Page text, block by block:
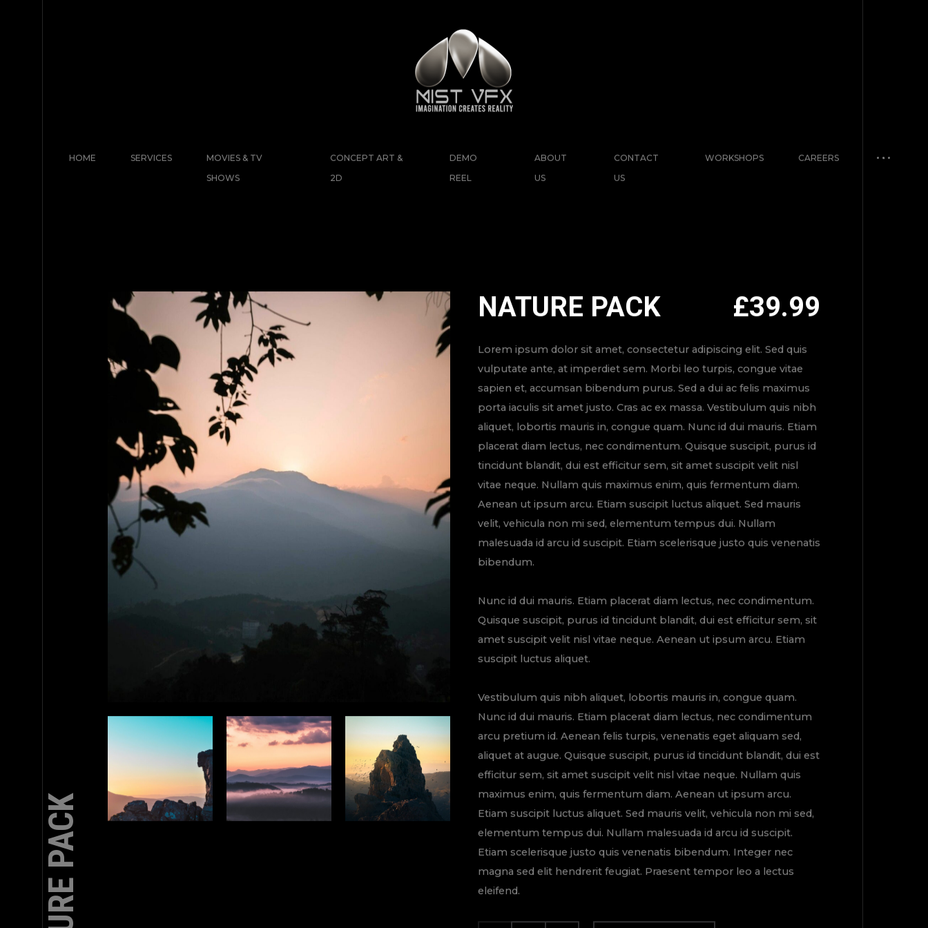
HOME SERVICES MOVIES & TV
SHOWS
CONCEPT ART &
2D
DEMO
REEL
ABOUT
US
CONTACT
US
WORKSHOPS CAREERS
NATURE PACK £39.99
Lorem ipsum dolor sit amet, consectetur adipiscing elit. Sed quis
vulputate ante, at imperdiet sem. Morbi leo turpis, congue vitae
sapien et, accumsan bibendum purus. Sed a dui ac felis maximus
porta iaculis sit amet justo. Cras ac ex massa. Vestibulum quis nibh
aliquet, lobortis mauris in, congue quam. Nunc id dui mauris. Etiam
placerat diam lectus, nec condimentum. Quisque suscipit, purus id
tincidunt blandit, dui est efficitur sem, sit amet suscipit velit nisl
vitae neque. Nullam quis maximus enim, quis fermentum diam.
Aenean ut ipsum arcu. Etiam suscipit luctus aliquet. Sed mauris
velit, vehicula non mi sed, elementum tempus dui. Nullam
malesuada id arcu id suscipit. Etiam scelerisque justo quis venenatis
bibendum.
Nunc id dui mauris. Etiam placerat diam lectus, nec condimentum.
Quisque suscipit, purus id tincidunt blandit, dui est efficitur sem, sit
amet suscipit velit nisl vitae neque. Aenean ut ipsum arcu. Etiam
suscipit luctus aliquet.
Vestibulum quis nibh aliquet, lobortis mauris in, congue quam.
Nunc id dui mauris. Etiam placerat diam lectus, nec condimentum
arcu pretium id. Aenean felis turpis, venenatis eget aliquam sed,
aliquet at augue. Quisque suscipit, purus id tincidunt blandit, dui est
efficitur sem, sit amet suscipit velit nisl vitae neque. Nullam quis
maximus enim, quis fermentum diam. Aenean ut ipsum arcu.
Etiam suscipit luctus aliquet. Sed mauris velit, vehicula non mi sed,
elementum tempus dui. Nullam malesuada id arcu id suscipit.
Etiam scelerisque justo quis venenatis bibendum. Integer nec
magna sed elit hendrerit feugiat. Praesent tempor leo a lectus
eleifend.
NATURE